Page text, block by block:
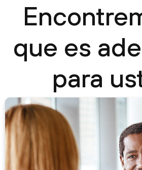
que es
para